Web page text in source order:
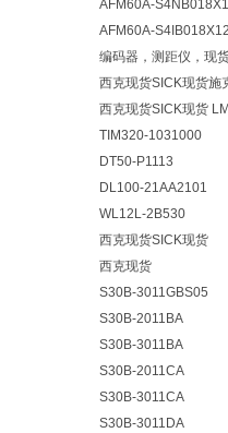
AFM60A-
AFM60A-
编码器，测距仪，现
西克现货SICK现货施
西克现货SICK现货
TIM320-1031000
DT50-P1113
DL100-21AA2101
WL12L-2B530
西克现货SICK现货
西克现货
S30B-3011GBS05
S30B-2011BA
S30B-3011BA
S30B-2011CA
S30B-3011CA
S30B-3011DA